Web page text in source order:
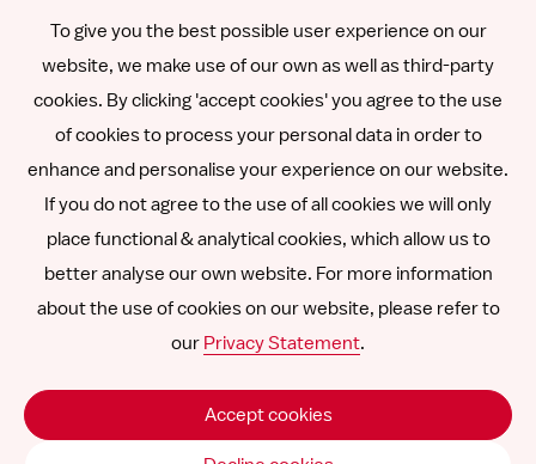
Polski
Other languages
Follow
on
LinkedIn
Follow
on
Follow
on
Follow
us
on
YouTube
Follow
us
on
Vimeo
SNCU ©
To give you the best possible user experience on our
website, we make use of our own as well as third-party
cookies. By clicking 'accept cookies' you agree to the use
of cookies to process your personal data in order to
enhance and personalise your experience on our website.
If you do not agree to the use of all cookies we will only
place functional & analytical cookies, which allow us to
better analyse our own website. For more information
about the use of cookies on our website, please refer to
our Privacy Statement.
Accept cookies